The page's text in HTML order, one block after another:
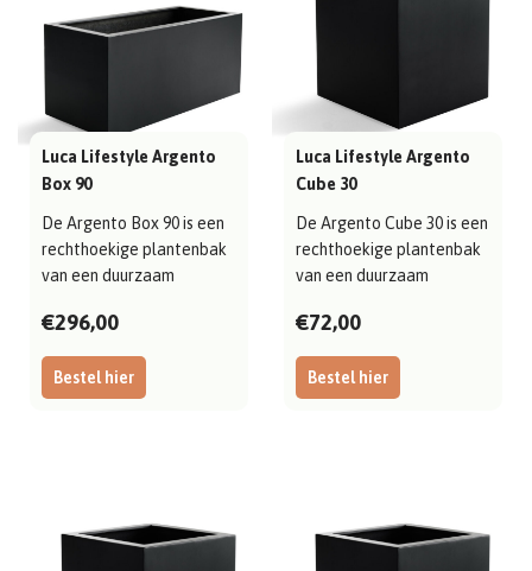
Luca Lifestyle Argento
Box 90
De Argento Box 90 is een
rechthoekige plantenbak
van een duurzaam
Bestel hier
€296,00
Luca Lifestyle Argento
Cube 30
De Argento Cube 30 is een
rechthoekige plantenbak
van een duurzaam
Bestel hier
€72,00